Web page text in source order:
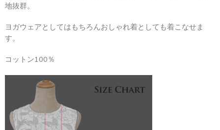
地抜群。
ヨガウェアとしてはもちろんおしゃれ着としても着こなせま
す。
コットン100％